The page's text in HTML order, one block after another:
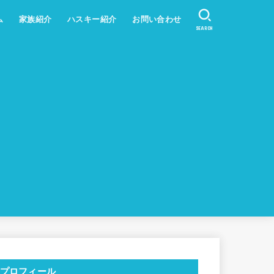
家族紹介 ハスキー紹介 お問い合わせ
SEARCH
プロフィール